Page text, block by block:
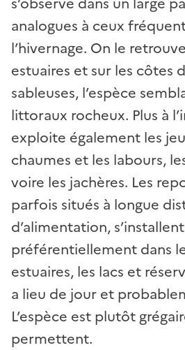
analogues à ceux
l’hivernage. On le
estuaires et sur les côtes
sableuses, l’espèce
littoraux rocheux. Plus à
exploite également les
chaumes et les labours,
voire les jachères. Les
parfois situés à longue
d’alimentation, s’installent
préférentiellement dans
estuaires, les lacs et
a lieu de jour et
L’espèce est plutôt
permettent.